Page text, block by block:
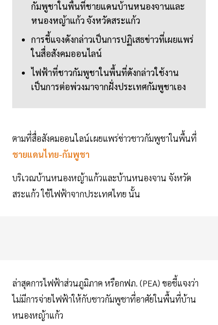
กัมพูชาในพื้นที่ชายแดนบ้านหนองจานและ
หนองหญ้าแก้ว จังหวัดสระแก้ว
การชี้แจงดังกล่าวเป็นการปฏิเสธข่าวที่เผยแพร่
ในสื่อสังคมออนไลน์
ไฟฟ้าที่ชาวกัมพูชาในพื้นที่ดังกล่าวใช้งาน
เป็นการต่อพ่วงมาจากฝั่งประเทศกัมพูชาเอง
ตามที่สื่อสังคมออนไลน์เผยแพร่ข่าวชาวกัมพูชาในพื้นที่
ชายแดนไทย-กัมพูชา
บริเวณบ้านหนองหญ้าแก้วและบ้านหนองจาน จังหวัด
สระแก้ว ใช้ไฟฟ้าจากประเทศไทย นั้น
ล่าสุดการไฟฟ้าส่วนภูมิภาค หรือกฟภ. (PEA) ขอชี้แจงว่า
ไม่มีการจ่ายไฟฟ้าให้กับชาวกัมพูชาที่อาศัยในพื้นที่บ้าน
หนองหญ้าแก้ว